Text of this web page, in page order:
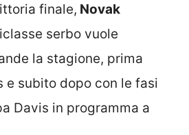
finale, Novak
serbo vuole
la stagione, prima
e subito dopo con le fasi
Davis in programma a